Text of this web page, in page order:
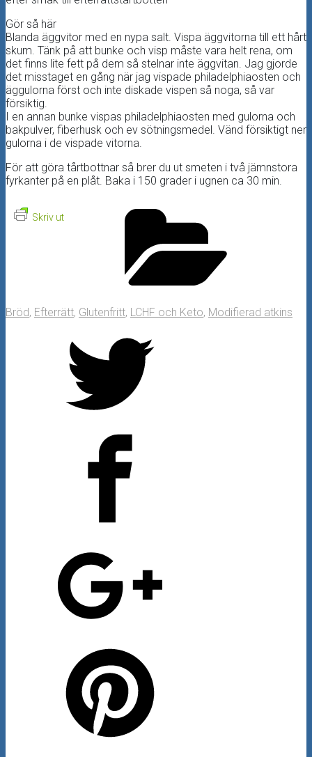
Gör så här
Blanda äggvitor med en nypa salt. Vispa äggvitorna till ett hårt
skum. Tänk på att bunke och visp måste vara helt rena, om
det finns lite fett på dem så stelnar inte äggvitan. Jag gjorde
det misstaget en gång när jag vispade philadelphiaosten och
äggulorna först och inte diskade vispen så noga, så var
försiktig.
I en annan bunke vispas philadelphiaosten med gulorna och
bakpulver, fiberhusk och ev sötningsmedel. Vänd försiktigt ner
gulorna i de vispade vitorna.
För att göra tårtbottnar så brer du ut smeten i två jämnstora
fyrkanter på en plåt. Baka i 150 grader i ugnen ca 30 min.
Skriv ut
Bröd, Efterrätt, Glutenfritt, LCHF och Keto, Modifierad atkins